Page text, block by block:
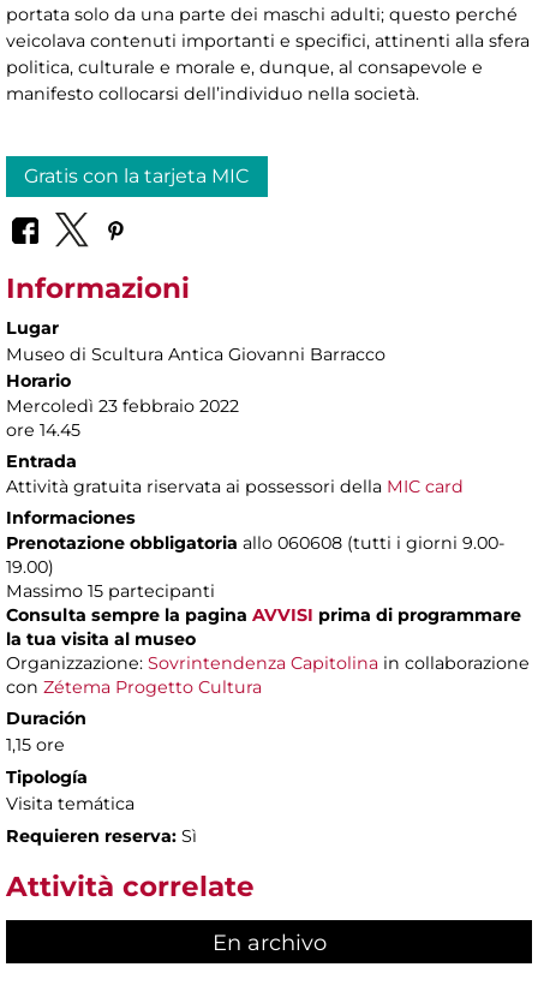
portata solo da una parte dei maschi adulti; questo perché
veicolava contenuti importanti e specifici, attinenti alla sfera
politica, culturale e morale e, dunque, al consapevole e
manifesto collocarsi dell’individuo nella società.
Gratis con la tarjeta MIC
Informazioni
Lugar
Museo di Scultura Antica Giovanni Barracco
Horario
Mercoledì 23 febbraio 2022
ore 14.45
Entrada
Attività gratuita riservata ai possessori della MIC card
Informaciones
Prenotazione obbligatoria allo 060608 (tutti i giorni 9.00-
19.00)
Massimo 15 partecipanti
Consulta sempre la pagina AVVISI prima di programmare
la tua visita al museo
Organizzazione: Sovrintendenza Capitolina in collaborazione
con Zétema Progetto Cultura
Duración
1,15 ore
Tipología
Visita temática
Requieren reserva: Sì
Attività correlate
En archivo